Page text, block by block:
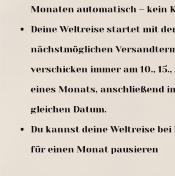
Monaten automatisch – kein
Deine Weltreise startet mit
nächstmöglichen
verschicken immer am 10., 15.,
eines Monats, anschließend
gleichen Datum.
Du kannst deine Weltreise
für einen Monat pausieren